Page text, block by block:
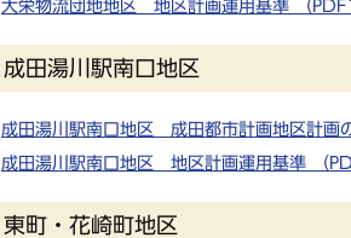
大栄物流団地地区 地区計画運用基準 （PDF
成田湯川駅南口地区
成田湯川駅南口地区 成田都市計画地区計画
成田湯川駅南口地区 地区計画運用基準 （
東町・花崎町地区